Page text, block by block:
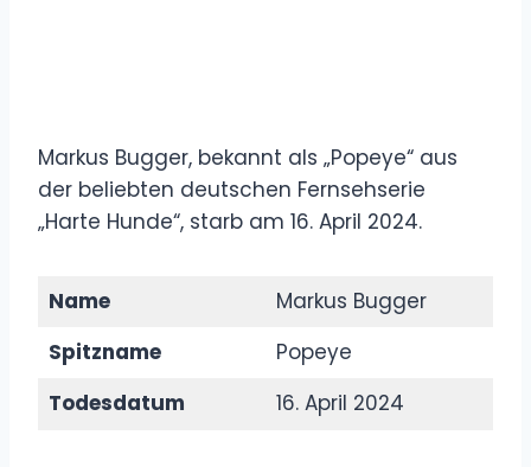
Markus Bugger, bekannt als „Popeye“ aus
der beliebten deutschen Fernsehserie
„Harte Hunde“, starb am 16. April 2024.
Name
Markus Bugger
Spitzname
Popeye
Todesdatum
16. April 2024